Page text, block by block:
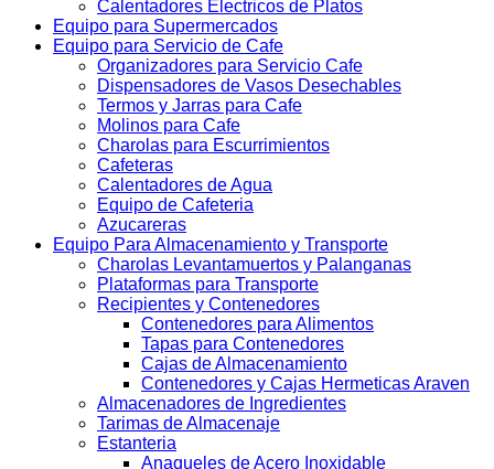
Calentadores Electricos de Platos
Equipo para Supermercados
Equipo para Servicio de Cafe
Organizadores para Servicio Cafe
Dispensadores de Vasos Desechables
Termos y Jarras para Cafe
Molinos para Cafe
Charolas para Escurrimientos
Cafeteras
Calentadores de Agua
Equipo de Cafeteria
Azucareras
Equipo Para Almacenamiento y Transporte
Charolas Levantamuertos y Palanganas
Plataformas para Transporte
Recipientes y Contenedores
Contenedores para Alimentos
Tapas para Contenedores
Cajas de Almacenamiento
Contenedores y Cajas Hermeticas Araven
Almacenadores de Ingredientes
Tarimas de Almacenaje
Estanteria
Anaqueles de Acero Inoxidable